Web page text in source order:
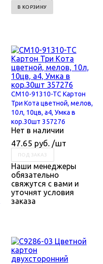
В КОРЗИНУ
CM10-91310-TC Картон
Три Кота цветной, мелов,
10л, 10цв, а4, Умка в
кор.30шт 357276
Нет в наличии
47.65 руб. /шт
ПОД ЗАКАЗ
Наши менеджеры
обязательно
свяжутся с вами и
уточнят условия
заказа